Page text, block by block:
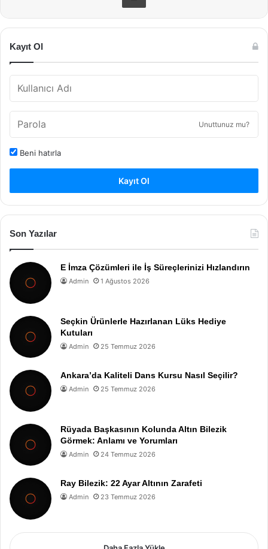
Kayıt Ol
Unuttunuz mu?
Beni hatırla
Kayıt Ol
Son Yazılar
E İmza Çözümleri ile İş Süreçlerinizi Hızlandırın
Admin 1 Ağustos 2026
Seçkin Ürünlerle Hazırlanan Lüks Hediye
Kutuları
Admin 25 Temmuz 2026
Ankara’da Kaliteli Dans Kursu Nasıl Seçilir?
Admin 25 Temmuz 2026
Rüyada Başkasının Kolunda Altın Bilezik
Görmek: Anlamı ve Yorumları
Admin 24 Temmuz 2026
Ray Bilezik: 22 Ayar Altının Zarafeti
Admin 23 Temmuz 2026